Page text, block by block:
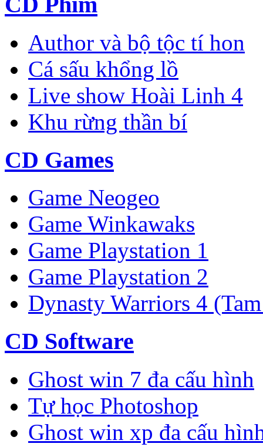
Author và bộ tộc tí hon
Cá sấu khổng lồ
Live show Hoài Linh 4
Khu rừng thần bí
CD Games
Game Neogeo
Game Winkawaks
Game Playstation 1
Game Playstation 2
Dynasty Warriors 4
CD Software
Ghost win 7 đa cấu hình
Tự học Photoshop
Ghost win xp đa cấu